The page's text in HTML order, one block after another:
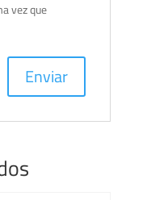
vez que